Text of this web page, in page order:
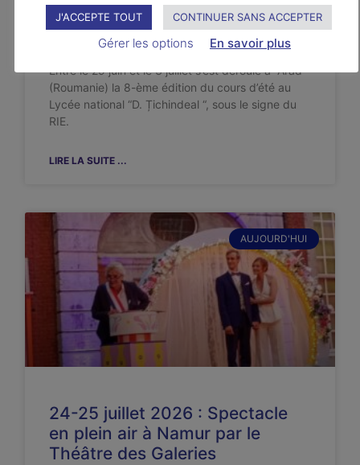
Du 29 juin au 3 juillet 2026 :
cours d’été à Arad (Roumanie)
Entre le 29 juin et le 3 juillet s’est déroulé à Arad
(Roumanie) la 8-ème édition du cours d’été au
Lycée national “D. Țichindeal “, sous le signe du
RIE.
LIRE LA SUITE ...
AUJOURD'HUI
24-25 juillet 2026 : Spectacle
en plein air à Namur par le
Théâtre des Galeries
J'ACCEPTE TOUT CONTINUER SANS ACCEPTER
Gérer les options En savoir plus